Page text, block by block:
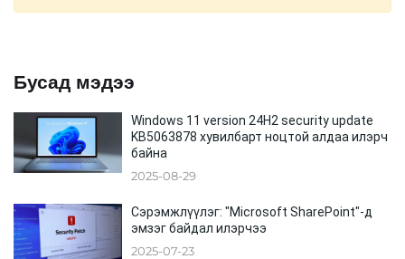
Бусад мэдээ
Windows 11 version 24H2 security update
KB5063878 хувилбарт ноцтой алдаа илэрч
байна
2025-08-29
Сэрэмжлүүлэг: "Microsoft SharePoint"-д
эмзэг байдал илэрчээ
2025-07-23